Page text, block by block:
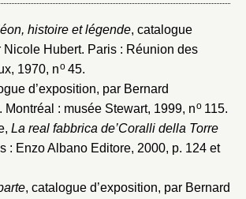
histoire et légende, catalogue
Nicole Hubert. Paris : Réunion des
1970, no45.
d’exposition, par Bernard
. Montréal : musée Stewart, 1999, no115.
La real fabbrica de’Coralli della Torre
: Enzo Albano Editore, 2000, p. 124 et
, catalogue d’exposition, par Bernard